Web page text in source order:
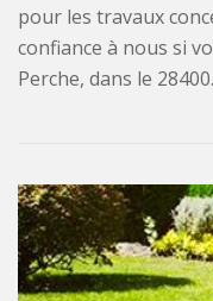
pour les travaux
confiance à nous si
Perche, dans le 28400.